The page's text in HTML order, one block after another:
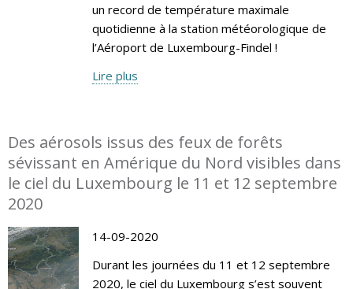
un record de température maximale
quotidienne à la station météorologique de
l’Aéroport de Luxembourg-Findel !
Lire plus
Des aérosols issus des feux de forêts
sévissant en Amérique du Nord visibles dans
le ciel du Luxembourg le 11 et 12 septembre
2020
14-09-2020
Durant les journées du 11 et 12 septembre
2020, le ciel du Luxembourg s’est souvent